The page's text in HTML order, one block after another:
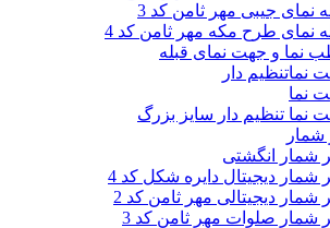
نمای جیبی مهر ثامن کد 3
نمای طرح مکه مهر ثامن کد 4
نما و جهت نمای قبله
نماتنظیم دار
نما
نما تنظیم دار سایز بزرگ
شمار
شمار انگشتی
شمار دیجیتال دایره شکل کد 4
شمار دیجیتالی مهر ثامن کد 2
شمار صلوات مهر ثامن کد 3